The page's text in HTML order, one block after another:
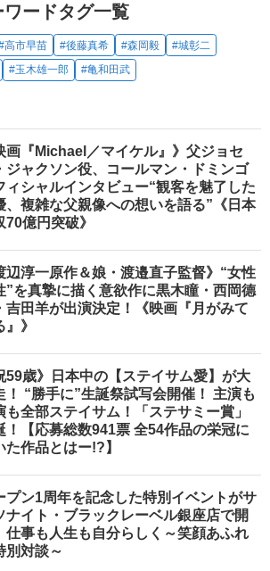
ードタグ一覧
高市早苗 #後藤真希 #森岡毅
#城彰二
#玉木雄一郎 #亀和田武
画『Michael／マイケル』》父ジョセ
ジャクソン役、コールマン・ドミンゴ
ィシャルインタビュー“観客を魅了した
、複雑な父親像への想いを語る”《日本
70億円突破》
辺淳一原作＆娘・渡邉直子監督》“女性
”を真摯に描く意欲作に黒木瞳・西岡德
吉田羊が出演決定！《映画『月がみて
』》
59歳》日本中の【ステイサム愛】が大
！ “勝手に”生誕祭試写会開催！ 主演も
も全部ステイサム！「ステサミー賞」
！【応募総数941票 全54作品の栄冠に
た作品とはー!?】
プン1周年を記念した特別イベントがサ
ナイト・ブラックレーベル銀座店で開
事も人生も自分らしく～笑顔あふれ
別対談～